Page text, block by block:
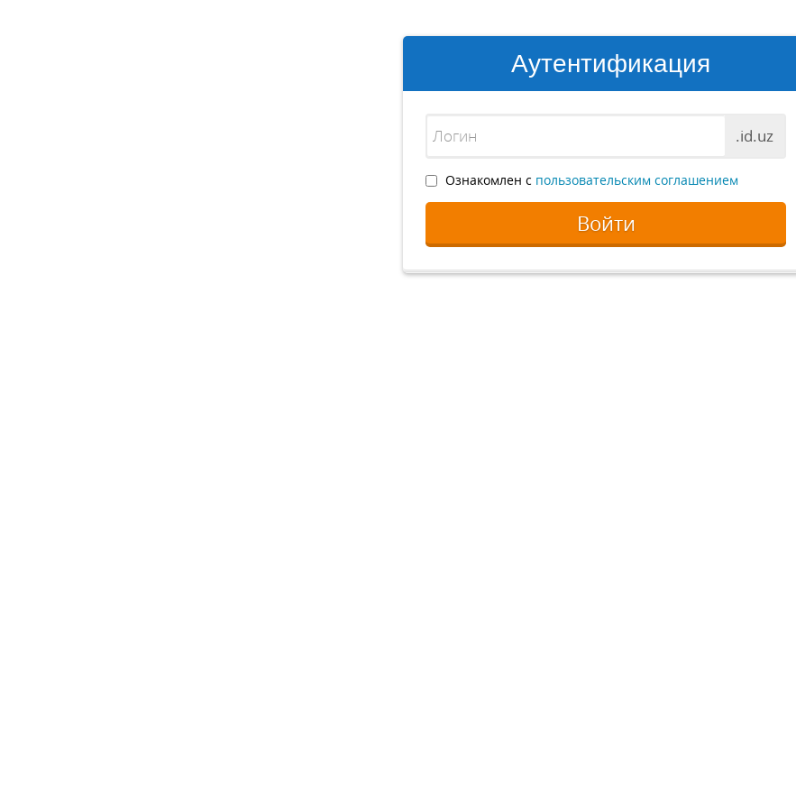
Аутентификация
.id.uz
Ознакомлен с пользовательским соглашением
Войти